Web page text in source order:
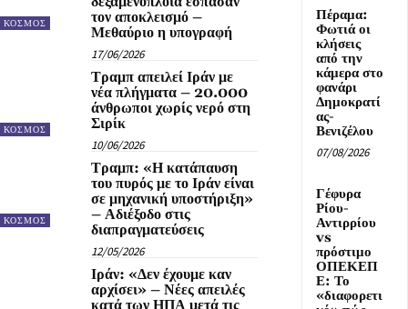
ΚΟΣΜΟΣ
τον αποκλεισμό –
Μεθαύριο η υπογραφή
17/06/2026
ΚΟΣΜΟΣ
Τραμπ απειλεί Ιράν με
νέα πλήγματα – 20.000
άνθρωποι χωρίς νερό στη
Σιρίκ
10/06/2026
ΚΟΣΜΟΣ
Τραμπ: «Η κατάπαυση
του πυρός με το Ιράν είναι
σε μηχανική υποστήριξη»
– Αδιέξοδο στις
διαπραγματεύσεις
12/05/2026
Ιράν: «Δεν έχουμε καν
αρχίσει» – Νέες απειλές
κατά των ΗΠΑ μετά τις
Πέραμα:
Φωτιά οι
κλήσεις
από την
κάμερα στο
φανάρι
Δημοκρατί
ας-
Βενιζέλου
07/08/2026
Γέφυρα
Ρίου-
Αντιρρίου
vs
πρόστιμο
ΟΠΕΚΕΠ
Ε: Το
«διαφορετι